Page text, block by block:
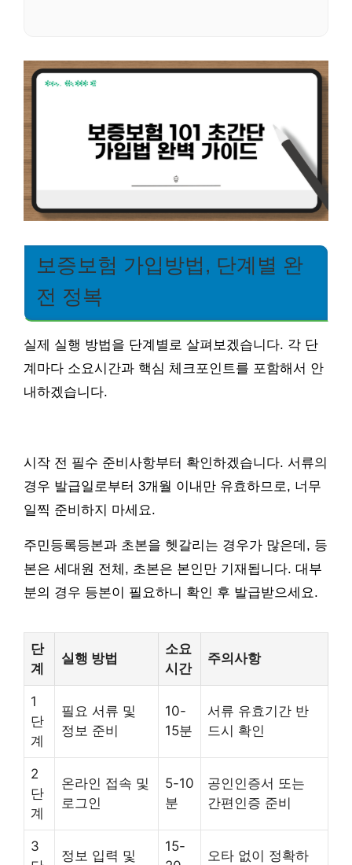
보증보험 가입방법, 단계별 완
전 정복
실제 실행 방법을 단계별로 살펴보겠습니다. 각 단
계마다 소요시간과 핵심 체크포인트를 포함해서 안
내하겠습니다.
시작 전 필수 준비사항부터 확인하겠습니다. 서류의
경우 발급일로부터 3개월 이내만 유효하므로, 너무
일찍 준비하지 마세요.
주민등록등본과 초본을 헷갈리는 경우가 많은데, 등
본은 세대원 전체, 초본은 본인만 기재됩니다. 대부
분의 경우 등본이 필요하니 확인 후 발급받으세요.
단
계
실행 방법
소요
시간
주의사항
1
단
계
필요 서류 및
정보 준비
10-
15분
서류 유효기간 반
드시 확인
2
단
계
온라인 접속 및
로그인
5-10
분
공인인증서 또는
간편인증 준비
3
정보 입력 및
15-
오타 없이 정확하